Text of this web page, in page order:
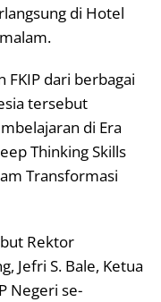
di Hotel
dari berbagai
tersebut
di Era
Thinking Skills
Transformasi
Rektor
Jefri S. Bale, Ketua
Negeri se-